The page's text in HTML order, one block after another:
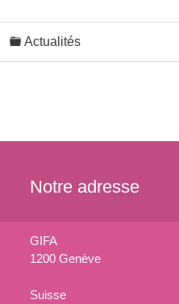
Actualités
Notre adresse
GIFA
1200 Genève
Suisse